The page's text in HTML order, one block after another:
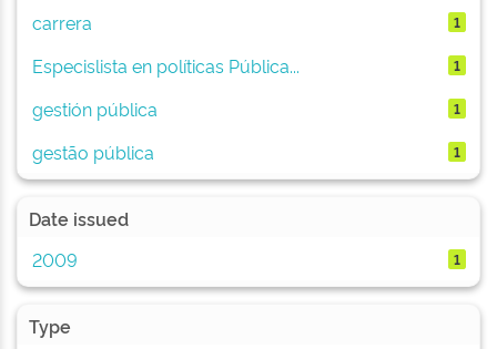
carrera 1
Especislista en políticas Pública... 1
gestión pública 1
gestão pública 1
Date issued
2009
1
Type